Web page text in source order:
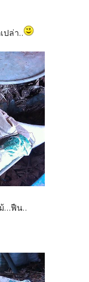
ปล่า..
...ฟืน..